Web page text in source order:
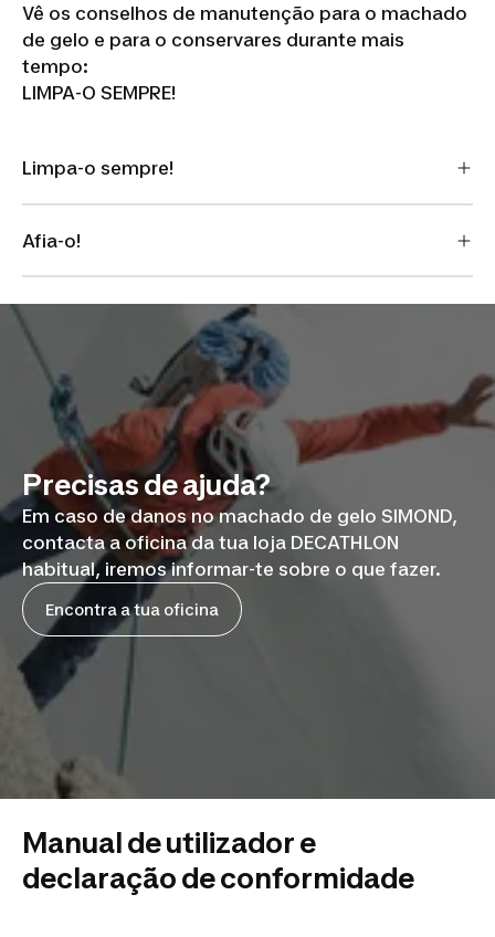
Vê os conselhos de manutenção para o machado
de gelo e para o conservares durante mais
tempo:
LIMPA-O SEMPRE!
Limpa-o sempre!
Afia-o!
Precisas de ajuda?
Em caso de danos no machado de gelo SIMOND,
contacta a oficina da tua loja DECATHLON
habitual, iremos informar-te sobre o que fazer.
Encontra a tua oficina
Manual de utilizador e
declaração de conformidade